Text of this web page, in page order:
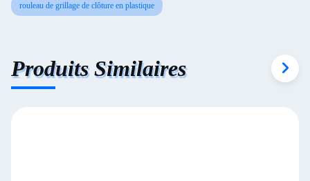
rouleau de grillage de clôture en plastique
Produits Similaires